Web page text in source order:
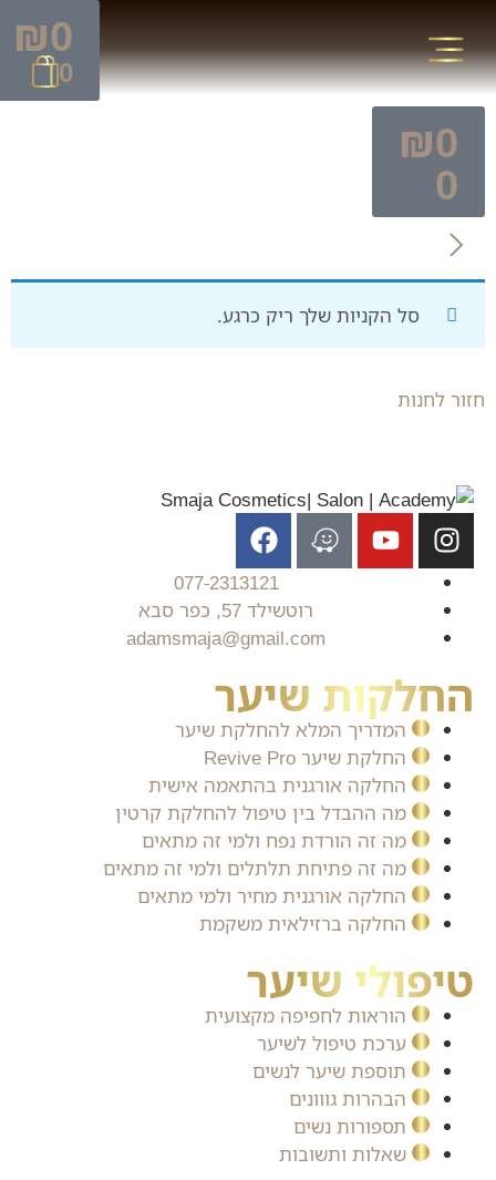
₪0
0
₪0
0
סל הקניות שלך ריק כרגע.
חזור לחנות
077-2313121
רוטשילד 57, כפר סבא
adamsmaja@gmail.com
החלקות שיער
המדריך המלא להחלקת שיער
החלקת שיער Revive Pro
החלקה אורגנית בהתאמה אישית
מה ההבדל בין טיפול להחלקת קרטין
מה זה הורדת נפח ולמי זה מתאים
מה זה פתיחת תלתלים ולמי זה מתאים
החלקה אורגנית מחיר ולמי מתאים
החלקה ברזילאית משקמת
טיפולי שיער
הוראות לחפיפה מקצועית
ערכת טיפול לשיער
תוספת שיער לנשים
הבהרות גווונים
תספורות נשים
שאלות ותשובות